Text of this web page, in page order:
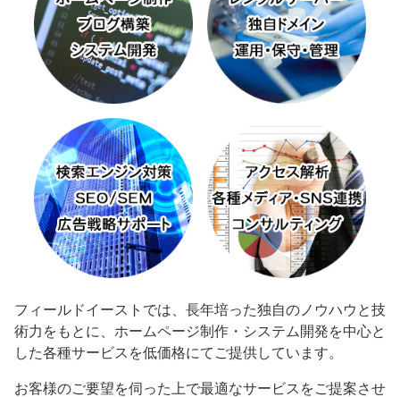
フィールドイーストでは、長年培った独自のノウハウと技
術力をもとに、ホームページ制作・システム開発を中心と
した各種サービスを低価格にてご提供しています。
お客様のご要望を伺った上で最適なサービスをご提案させ